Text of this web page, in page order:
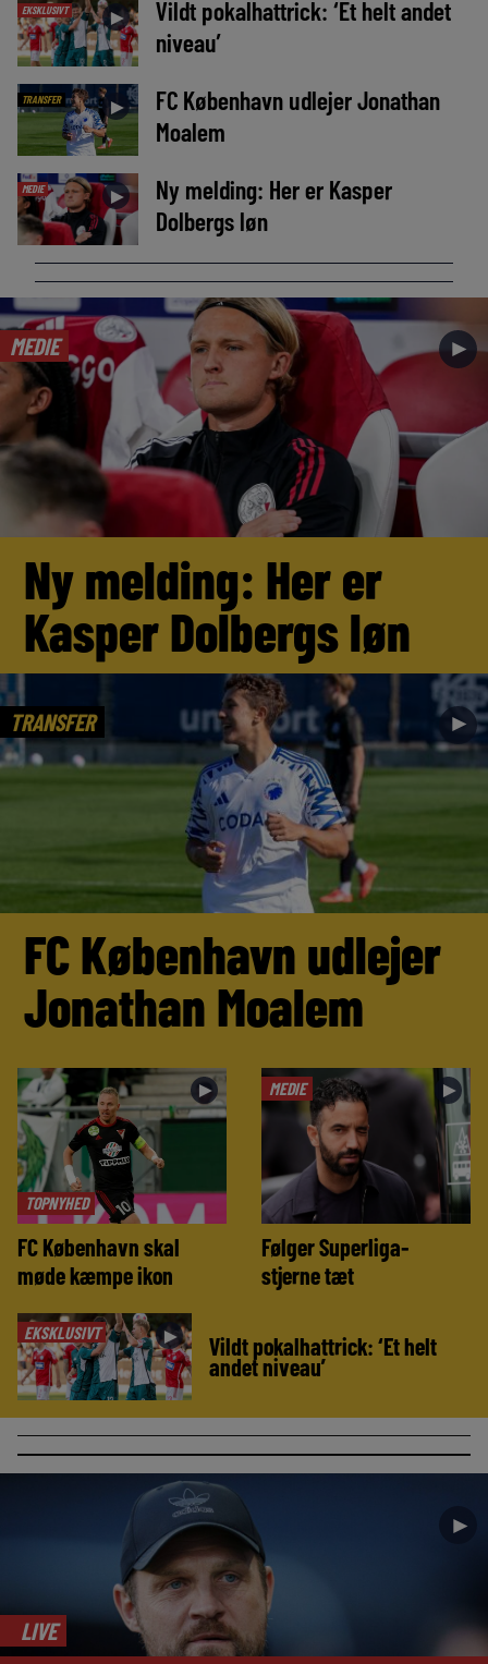
EKSKLUSIVT ►
Vildt pokalhattrick: ‘Et helt andet
niveau’
TRANSFER ►
FC København udlejer Jonathan
Moalem
MEDIE ►
Ny melding: Her er Kasper
Dolbergs løn
MEDIE ►
Ny melding: Her er
Kasper Dolbergs løn
TRANSFER ►
FC København udlejer
Jonathan Moalem
TOPNYHED
►
FC København skal
møde kæmpe ikon
MEDIE ►
Følger Superliga-
stjerne tæt
EKSKLUSIVT ► Vildt pokalhattrick: ‘Et helt
andet niveau’
►
LIVE